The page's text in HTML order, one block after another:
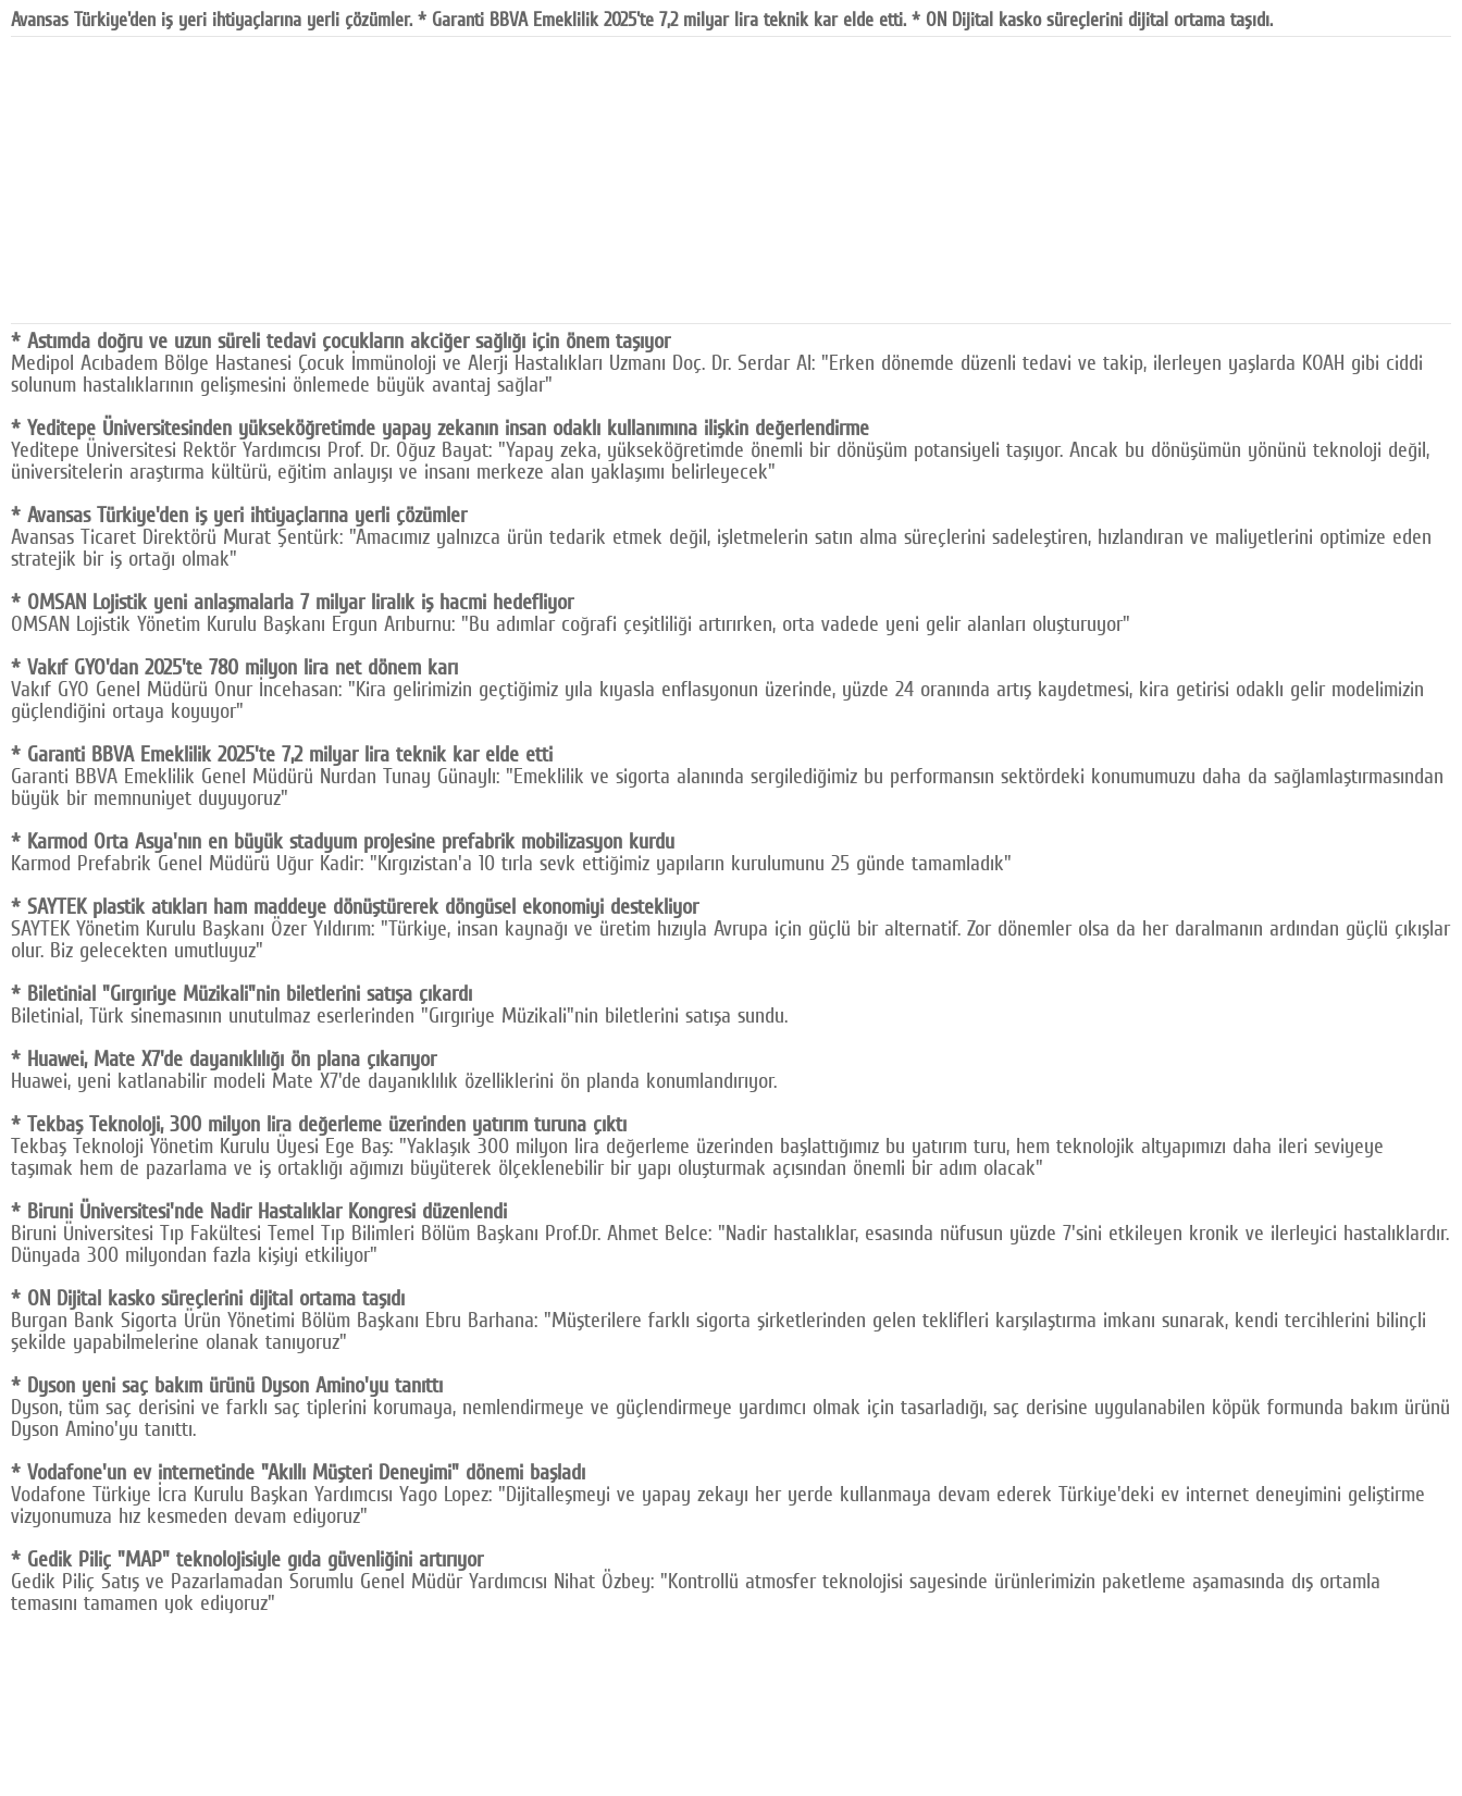
Avansas Türkiye'den iş yeri ihtiyaçlarına yerli çözümler. * Garanti BBVA Emeklilik 2025'te 7,2 milyar lira teknik kar elde etti. * ON Dijital kasko süreçlerini dijital ortama taşıdı.
* Astımda doğru ve uzun süreli tedavi çocukların akciğer sağlığı için önem taşıyor
Medipol Acıbadem Bölge Hastanesi Çocuk İmmünoloji ve Alerji Hastalıkları Uzmanı Doç. Dr. Serdar Al: "Erken dönemde düzenli tedavi ve takip, ilerleyen yaşlarda KOAH gibi ciddi
solunum hastalıklarının gelişmesini önlemede büyük avantaj sağlar"
* Yeditepe Üniversitesinden yükseköğretimde yapay zekanın insan odaklı kullanımına ilişkin değerlendirme
Yeditepe Üniversitesi Rektör Yardımcısı Prof. Dr. Oğuz Bayat: "Yapay zeka, yükseköğretimde önemli bir dönüşüm potansiyeli taşıyor. Ancak bu dönüşümün yönünü teknoloji değil,
üniversitelerin araştırma kültürü, eğitim anlayışı ve insanı merkeze alan yaklaşımı belirleyecek"
* Avansas Türkiye'den iş yeri ihtiyaçlarına yerli çözümler
Avansas Ticaret Direktörü Murat Şentürk: "Amacımız yalnızca ürün tedarik etmek değil, işletmelerin satın alma süreçlerini sadeleştiren, hızlandıran ve maliyetlerini optimize eden
stratejik bir iş ortağı olmak"
* OMSAN Lojistik yeni anlaşmalarla 7 milyar liralık iş hacmi hedefliyor
OMSAN Lojistik Yönetim Kurulu Başkanı Ergun Arıburnu: "Bu adımlar coğrafi çeşitliliği artırırken, orta vadede yeni gelir alanları oluşturuyor"
* Vakıf GYO'dan 2025'te 780 milyon lira net dönem karı
Vakıf GYO Genel Müdürü Onur İncehasan: "Kira gelirimizin geçtiğimiz yıla kıyasla enflasyonun üzerinde, yüzde 24 oranında artış kaydetmesi, kira getirisi odaklı gelir modelimizin
güçlendiğini ortaya koyuyor"
* Garanti BBVA Emeklilik 2025'te 7,2 milyar lira teknik kar elde etti
Garanti BBVA Emeklilik Genel Müdürü Nurdan Tunay Günaylı: "Emeklilik ve sigorta alanında sergilediğimiz bu performansın sektördeki konumumuzu daha da sağlamlaştırmasından
büyük bir memnuniyet duyuyoruz"
* Karmod Orta Asya'nın en büyük stadyum projesine prefabrik mobilizasyon kurdu
Karmod Prefabrik Genel Müdürü Uğur Kadir: "Kırgızistan'a 10 tırla sevk ettiğimiz yapıların kurulumunu 25 günde tamamladık"
* SAYTEK plastik atıkları ham maddeye dönüştürerek döngüsel ekonomiyi destekliyor
SAYTEK Yönetim Kurulu Başkanı Özer Yıldırım: "Türkiye, insan kaynağı ve üretim hızıyla Avrupa için güçlü bir alternatif. Zor dönemler olsa da her daralmanın ardından güçlü çıkışlar
olur. Biz gelecekten umutluyuz"
* Biletinial "Gırgıriye Müzikali"nin biletlerini satışa çıkardı
Biletinial, Türk sinemasının unutulmaz eserlerinden "Gırgıriye Müzikali"nin biletlerini satışa sundu.
* Huawei, Mate X7'de dayanıklılığı ön plana çıkarıyor
Huawei, yeni katlanabilir modeli Mate X7'de dayanıklılık özelliklerini ön planda konumlandırıyor.
* Tekbaş Teknoloji, 300 milyon lira değerleme üzerinden yatırım turuna çıktı
Tekbaş Teknoloji Yönetim Kurulu Üyesi Ege Baş: "Yaklaşık 300 milyon lira değerleme üzerinden başlattığımız bu yatırım turu, hem teknolojik altyapımızı daha ileri seviyeye
taşımak hem de pazarlama ve iş ortaklığı ağımızı büyüterek ölçeklenebilir bir yapı oluşturmak açısından önemli bir adım olacak"
* Biruni Üniversitesi'nde Nadir Hastalıklar Kongresi düzenlendi
Biruni Üniversitesi Tıp Fakültesi Temel Tıp Bilimleri Bölüm Başkanı Prof.Dr. Ahmet Belce: "Nadir hastalıklar, esasında nüfusun yüzde 7'sini etkileyen kronik ve ilerleyici hastalıklardır.
Dünyada 300 milyondan fazla kişiyi etkiliyor"
* ON Dijital kasko süreçlerini dijital ortama taşıdı
Burgan Bank Sigorta Ürün Yönetimi Bölüm Başkanı Ebru Barhana: "Müşterilere farklı sigorta şirketlerinden gelen teklifleri karşılaştırma imkanı sunarak, kendi tercihlerini bilinçli
şekilde yapabilmelerine olanak tanıyoruz"
* Dyson yeni saç bakım ürünü Dyson Amino'yu tanıttı
Dyson, tüm saç derisini ve farklı saç tiplerini korumaya, nemlendirmeye ve güçlendirmeye yardımcı olmak için tasarladığı, saç derisine uygulanabilen köpük formunda bakım ürünü
Dyson Amino'yu tanıttı.
* Vodafone'un ev internetinde "Akıllı Müşteri Deneyimi" dönemi başladı
Vodafone Türkiye İcra Kurulu Başkan Yardımcısı Yago Lopez: "Dijitalleşmeyi ve yapay zekayı her yerde kullanmaya devam ederek Türkiye'deki ev internet deneyimini geliştirme
vizyonumuza hız kesmeden devam ediyoruz"
* Gedik Piliç "MAP" teknolojisiyle gıda güvenliğini artırıyor
Gedik Piliç Satış ve Pazarlamadan Sorumlu Genel Müdür Yardımcısı Nihat Özbey: "Kontrollü atmosfer teknolojisi sayesinde ürünlerimizin paketleme aşamasında dış ortamla
temasını tamamen yok ediyoruz"